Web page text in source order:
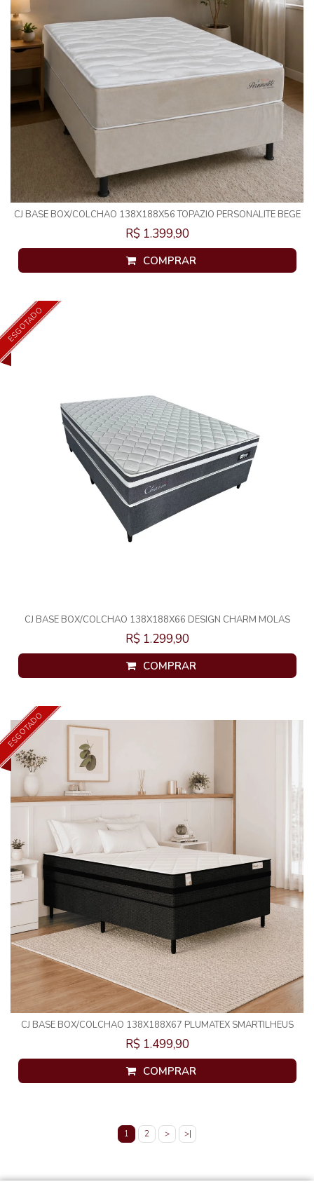
CJ BASE BOX/COLCHAO 138X188X56 TOPAZIO PERSONALITE BEGE
MOLAS ENSACADAS
R$ 1.399,90
COMPRAR
ESGOTADO
CJ BASE BOX/COLCHAO 138X188X66 DESIGN CHARM MOLAS
ENSACADAS BOUCLE CHUMBO
R$ 1.299,90
COMPRAR
ESGOTADO
CJ BASE BOX/COLCHAO 138X188X67 PLUMATEX SMARTILHEUS
BLACK MOLAS ENSACADAS
R$ 1.499,90
COMPRAR
1 2 > >|